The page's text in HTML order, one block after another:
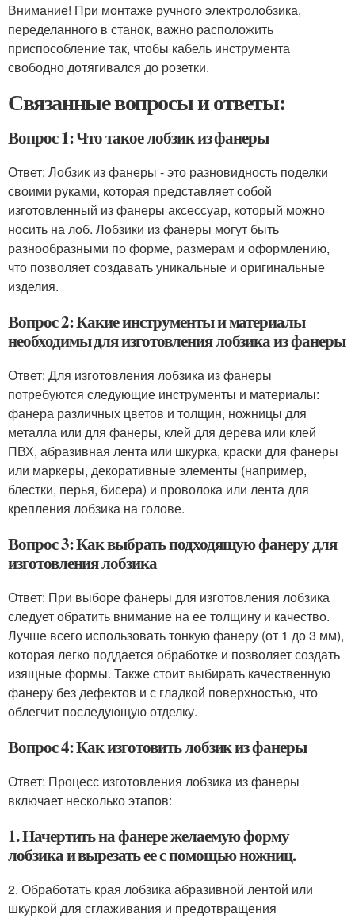
Внимание! При монтаже ручного электролобзика,
переделанного в станок, важно расположить
приспособление так, чтобы кабель инструмента
свободно дотягивался до розетки.
Связанные вопросы и ответы:
Вопрос 1: Что такое лобзик из фанеры
Ответ: Лобзик из фанеры - это разновидность поделки
своими руками, которая представляет собой
изготовленный из фанеры аксессуар, который можно
носить на лоб. Лобзики из фанеры могут быть
разнообразными по форме, размерам и оформлению,
что позволяет создавать уникальные и оригинальные
изделия.
Вопрос 2: Какие инструменты и материалы
необходимы для изготовления лобзика из фанеры
Ответ: Для изготовления лобзика из фанеры
потребуются следующие инструменты и материалы:
фанера различных цветов и толщин, ножницы для
металла или для фанеры, клей для дерева или клей
ПВХ, абразивная лента или шкурка, краски для фанеры
или маркеры, декоративные элементы (например,
блестки, перья, бисера) и проволока или лента для
крепления лобзика на голове.
Вопрос 3: Как выбрать подходящую фанеру для
изготовления лобзика
Ответ: При выборе фанеры для изготовления лобзика
следует обратить внимание на ее толщину и качество.
Лучше всего использовать тонкую фанеру (от 1 до 3 мм),
которая легко поддается обработке и позволяет создать
изящные формы. Также стоит выбирать качественную
фанеру без дефектов и с гладкой поверхностью, что
облегчит последующую отделку.
Вопрос 4: Как изготовить лобзик из фанеры
Ответ: Процесс изготовления лобзика из фанеры
включает несколько этапов:
1. Начертить на фанере желаемую форму
лобзика и вырезать ее с помощью ножниц.
2. Обработать края лобзика абразивной лентой или
шкуркой для сглаживания и предотвращения